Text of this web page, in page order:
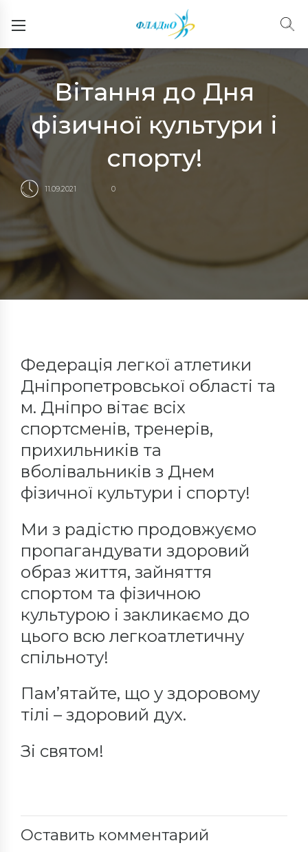
Вітання до Дня
фізичної культури і
спорту!
11.09.2021 0
Федерація легкої атлетики
Дніпропетровської області та
м. Дніпро вітає всіх
спортсменів, тренерів,
прихильників та
вболівальників з Днем
фізичної культури і спорту!
Ми з радістю продовжуємо
пропагандувати здоровий
образ життя, зайняття
спортом та фізичною
культурою і закликаємо до
цього всю легкоатлетичну
спільноту!
Пам’ятайте, що у здоровому
тілі – здоровий дух.
Зі святом!
Оставить комментарий